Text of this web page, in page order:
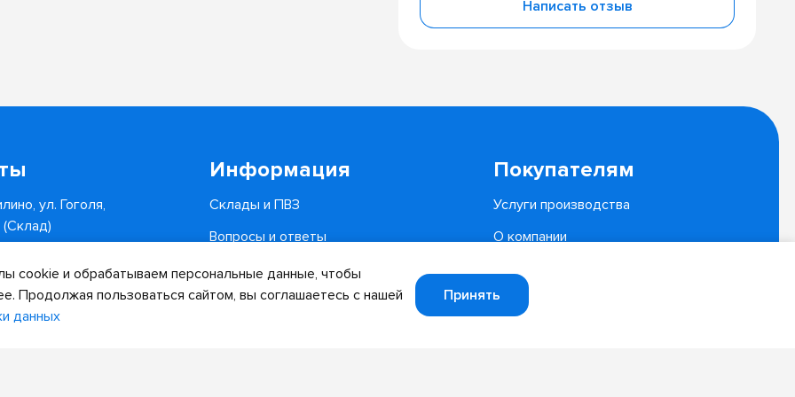
Написать отзыв
ул. Гоголя,
(Склад)
Информация
Склады и ПВЗ
Вопросы и ответы
Доставка и оплата
Покупателям
Услуги производства
О компании
cookie и обрабатываем персональные данные, чтобы
Продолжая пользоваться сайтом, вы соглашаетесь с нашей
данных
Принять